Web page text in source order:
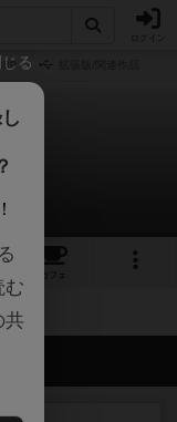
カフェ
じる
む
共